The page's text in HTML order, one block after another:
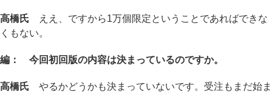
高橋氏 ええ、ですから1万個限定ということであればできな
くもない。
編： 今回初回版の内容は決まっているのですか。
高橋氏 やるかどうかも決まっていないです。受注もまだ始ま